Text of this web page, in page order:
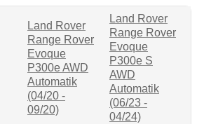
Land Rover
Range Rover
Evoque
P300e AWD
Automatik
(04/20 -
09/20)
Land Rover
Range Rover
Evoque
P300e S
AWD
Automatik
(06/23 -
04/24)